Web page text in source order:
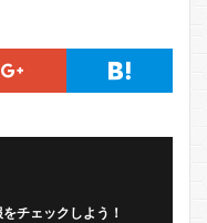
チェックしよう！